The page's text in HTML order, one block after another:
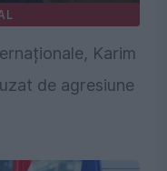
Karim
de agresiune